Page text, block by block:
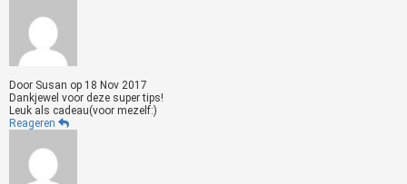
Door Susan op 18 Nov 2017
Dankjewel voor deze super tips!
Leuk als cadeau(voor mezelf:)
Reageren